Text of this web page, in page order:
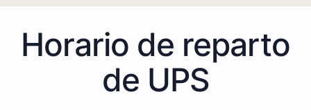
Horario de reparto
de UPS